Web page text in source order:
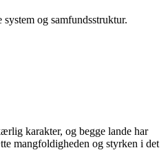
og samfundsstruktur.
karakter, og begge lande har
mangfoldigheden og styrken i det